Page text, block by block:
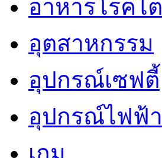
อาหารโรคไต
อุตสาหกรรม
อุปกรณ์เซฟตี้
อุปกรณ์ไฟฟ้า